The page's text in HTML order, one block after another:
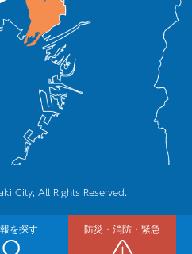
を探す 防災・消防・緊急
City, All Rights Reserved.